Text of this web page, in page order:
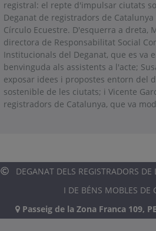
registral: el repte d'impulsar ciutats
Deganat de registradors de Catalunya
Círculo Ecuestre. D'esquerra a dreta,
directora de Responsabilitat Social
Institucionals del Deganat, que es va
benvinguda als assistents a l'acte;
exposar idees i propostes entorn del
sostenible de les ciutats; i Vicente
registradors de Catalunya, que va
DEGANAT DELS REGISTRADORS DE
I DE BÉNS MOBLES DE
Passeig de la Zona Franca 109,